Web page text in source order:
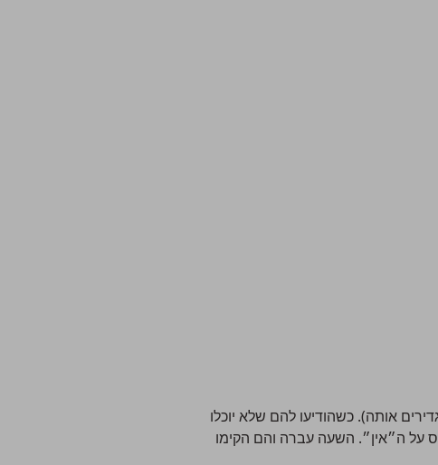
אותה). כשהודיעו להם שלא יוכלו
על ה״אין״. השעה עברה והם הקימו